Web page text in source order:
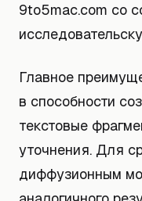
9to5mac.com со
Главное
в способности
текстовые
уточнения. Для
диффузионным